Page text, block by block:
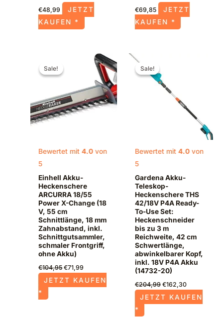
€48,99
JETZT
KAUFEN *
€69,85
JETZT
KAUFEN *
Sale!
Sale!
Bewertet mit4.0 von
5
Einhell Akku-
Heckenschere
ARCURRA 18/55
Power X-Change (18
V, 55 cm
Schnittlänge, 18 mm
Zahnabstand, inkl.
Schnittgutsammler,
schmaler Frontgriff,
ohne Akku)
€104,95
Ursprünglicher
€71,99
Aktueller
Preis
€71,99.
JETZT KAUFEN
*
Sale!
Sale!
Bewertet mit 4.0von
5
Gardena Akku-
Teleskop-
Heckenschere THS
42/18V P4A Ready-
To-Use Set:
Heckenschneider
bis zu 3 m
Reichweite, 42 cm
Schwertlänge,
abwinkelbarer Kopf,
inkl. 18V P4A Akku
(14732-20)
€204,99
war:
€204,99
€162,30
JETZT KAUFEN
*